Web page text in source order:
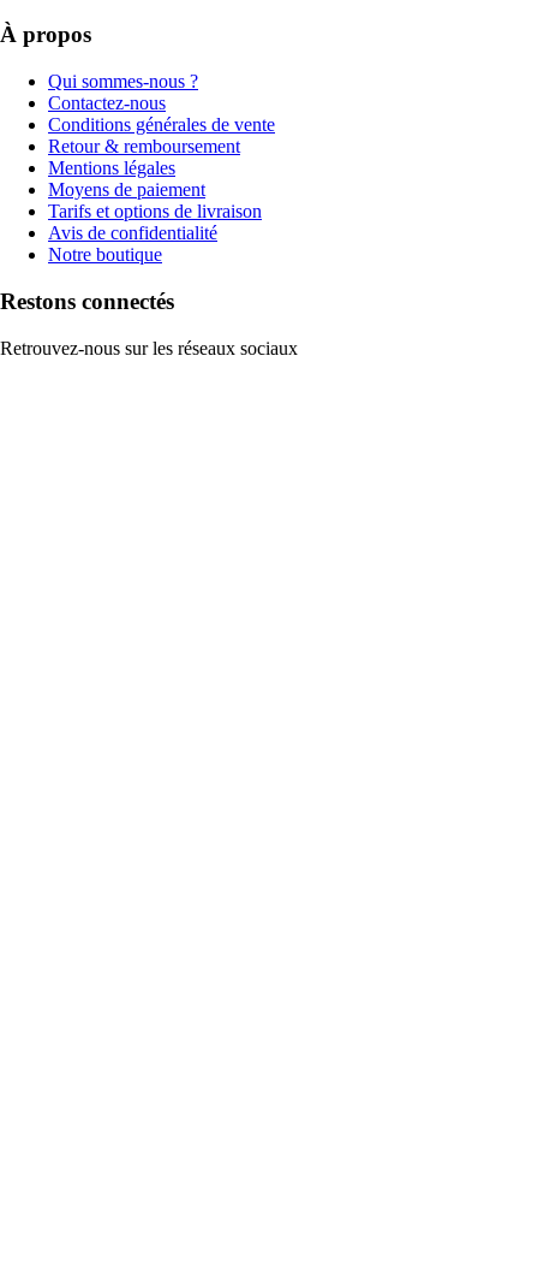
À propos
Qui sommes-nous ?
Contactez-nous
Conditions générales de vente
Retour & remboursement
Mentions légales
Moyens de paiement
Tarifs et options de livraison
Avis de confidentialité
Notre boutique
Restons connectés
Retrouvez-nous sur les réseaux sociaux